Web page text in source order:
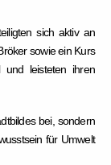
sich aktiv an
sowie ein Kurs
leisteten ihren
bei, sondern
für Umwelt